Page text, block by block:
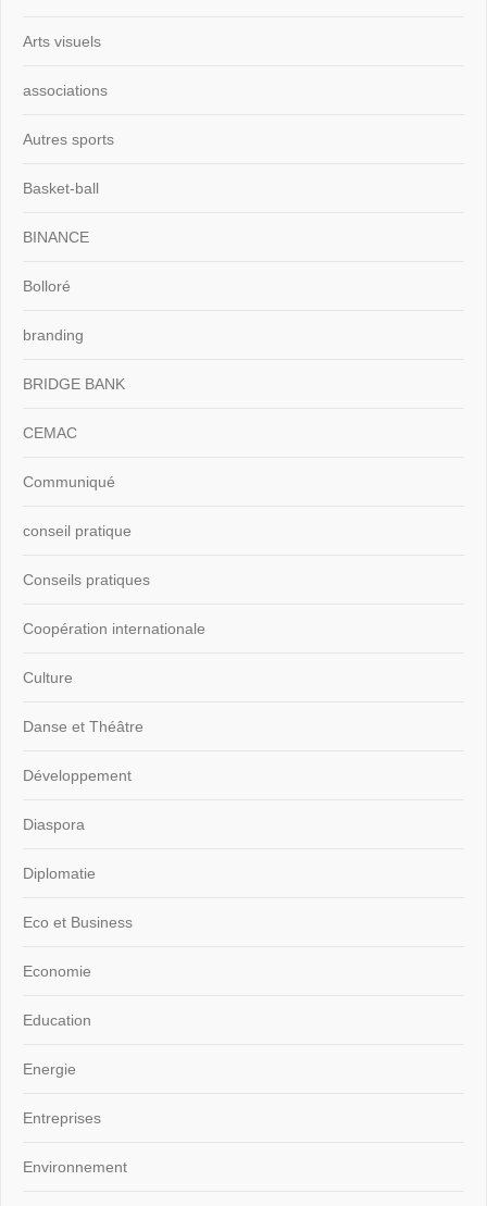
Arts visuels
associations
Autres sports
Basket-ball
BINANCE
Bolloré
branding
BRIDGE BANK
CEMAC
Communiqué
conseil pratique
Conseils pratiques
Coopération internationale
Culture
Danse et Théâtre
Développement
Diaspora
Diplomatie
Eco et Business
Economie
Education
Energie
Entreprises
Environnement